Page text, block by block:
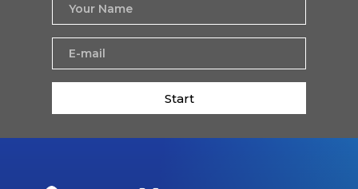
Start